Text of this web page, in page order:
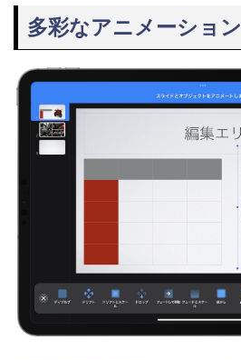
多彩なアニメーション